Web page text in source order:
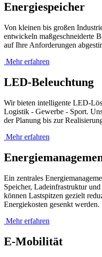
Energie­speicher
Von kleinen bis großen
entwickeln maßgeschneiderte
auf Ihre Anforderungen
Mehr erfahren
LED-Beleuchtung
Wir bieten intelligente LED-
Logistik - Gewerbe - Sport.
der Planung bis zur
Mehr erfahren
Ein zentrales
Speicher, Ladeinfrastruktur
können Lastspitzen gezielt
Energiekosten gesenkt werden.
Mehr erfahren
E-Mobilität